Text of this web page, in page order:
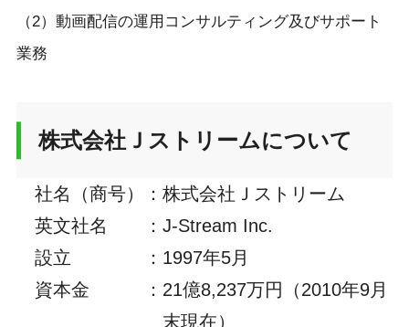
（2）動画配信の運用コンサルティング及びサポート
業務
株式会社Ｊストリームについて
社名（商号） ： 株式会社Ｊストリーム
英文社名
： J-Stream Inc.
設立
： 1997年5月
資本金
： 21億8,237万円（2010年9月
末現在）